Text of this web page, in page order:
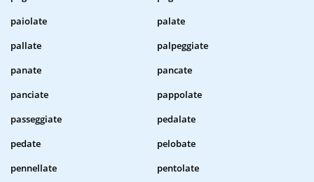
paiolate
palate
pallate
palpeggiate
panate
pancate
panciate
pappolate
passeggiate
pedalate
pedate
pelobate
pennellate
pentolate